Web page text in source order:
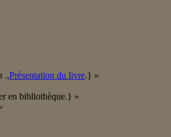
.,Présentation du livre.} »
en bibliothèque.} »